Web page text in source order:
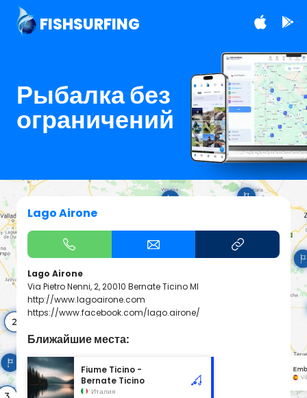
FISHSURFING
Рыбалка без
ограничений
Lago Airone
Lago Airone
Via Pietro Nenni, 2, 20010 Bernate Ticino MI
http://www.lagoairone.com
https://www.facebook.com/lago.airone/
Ближайшие места:
Fiume Ticino -
Bernate Ticino
Италия